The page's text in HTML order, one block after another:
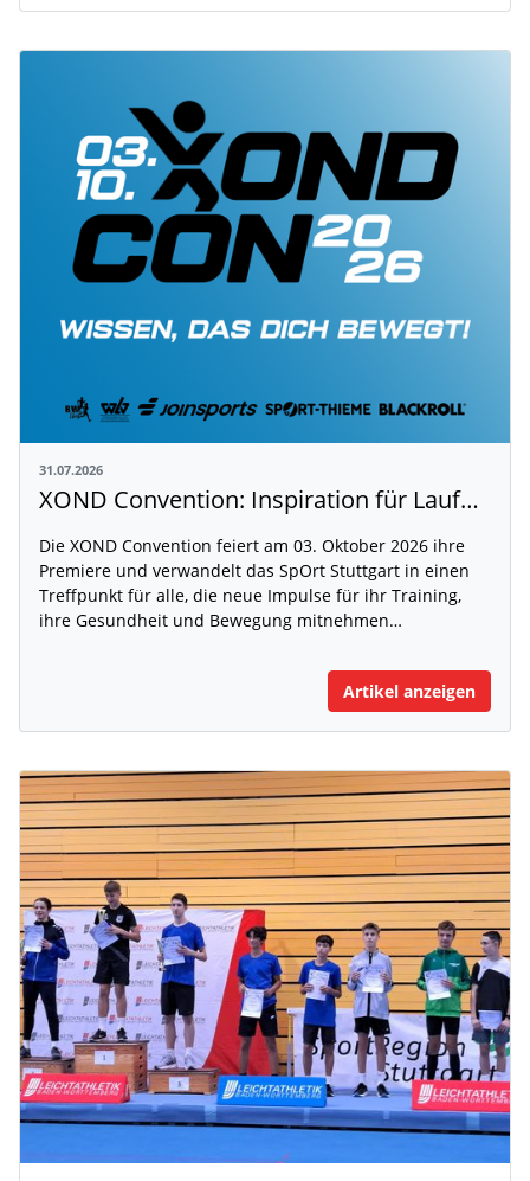
31.07.2026
XOND Convention: Inspiration für Laufen, Fitness und Gesundheit
Die XOND Convention feiert am 03. Oktober 2026 ihre
Premiere und verwandelt das SpOrt Stuttgart in einen
Treffpunkt für alle, die neue Impulse für ihr Training,
ihre Gesundheit und Bewegung mitnehmen…
Artikel anzeigen